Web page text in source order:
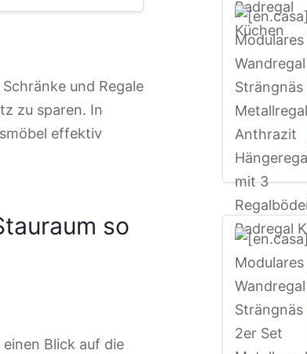
und Regale
zu sparen. In
effektiv
so
Blick auf die